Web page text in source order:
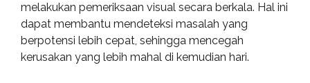
melakukan pemeriksaan visual secara berkala. Hal ini
dapat membantu mendeteksi masalah yang
berpotensi lebih cepat, sehingga mencegah
kerusakan yang lebih mahal di kemudian hari.